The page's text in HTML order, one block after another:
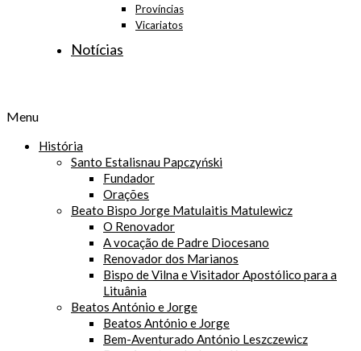
Províncias
Vicariatos
Notícias
Menu
História
Santo Estalisnau Papczyński
Fundador
Orações
Beato Bispo Jorge Matulaitis Matulewicz
O Renovador
A vocação de Padre Diocesano
Renovador dos Marianos
Bispo de Vilna e Visitador Apostólico para a
Lituânia
Beatos António e Jorge
Beatos António e Jorge
Bem-Aventurado António Leszczewicz